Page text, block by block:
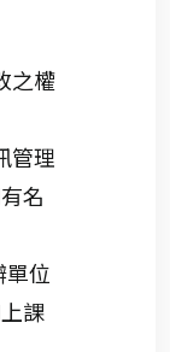
之權
管理
名
單位
課